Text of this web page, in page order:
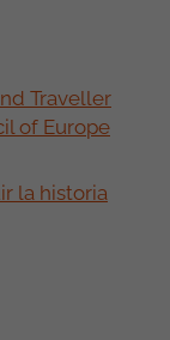
Traveller
of Europe
la historia